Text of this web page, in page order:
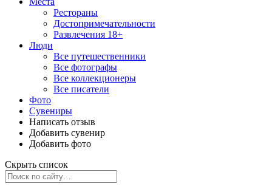
Рестораны
Достопримечательности
Развлечения 18+
Люди
Все путешественники
Все фотографы
Все коллекционеры
Все писатели
Фото
Сувениры
Написать отзыв
Добавить сувенир
Добавить фото
Скрыть список